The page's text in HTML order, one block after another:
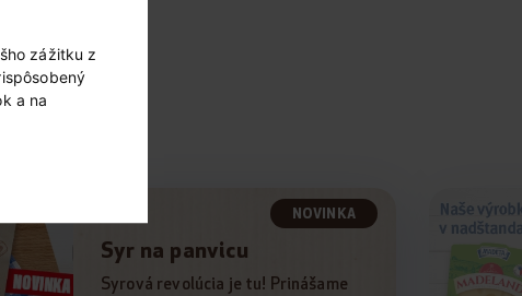
zážitku z
a na
NOVINKA
Syr na panvicu
Syrová revolúcia je tu! Prinášame